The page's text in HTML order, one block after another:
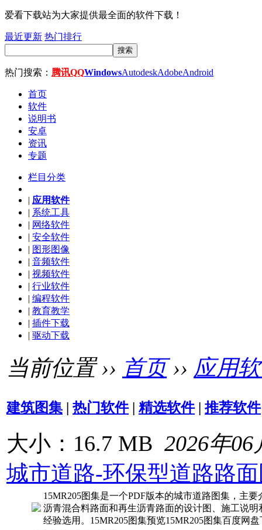
爱看下载站为大家提供最全面的软件下载！
最近更新 热门排行
搜索
热门搜索： 腾讯QQWindowsAutodeskAdobeAndroid
首页
软件
说明书
安卓
资讯
专题
栏目分类
| 应用软件
| 系统工具
| 网络软件
| 安全软件
| 图形图像
| 音频软件
| 视频软件
| 行业软件
| 编程软件
| 教育教学
| 插件下载
| 驱动下载
当前位置 ›› 首页›› 应用
建筑图集 | 热门软件| 精选软件| 推荐软件
大小：16.7 MB 2026年06
城市道路-环保型道路路
15MR205图集是一个PDF版本的城市道路图集，主
沥青混合料路面和再生沥青路面的设计图、施工说
经验选用。15MR205图集预览15MR205图集百度网